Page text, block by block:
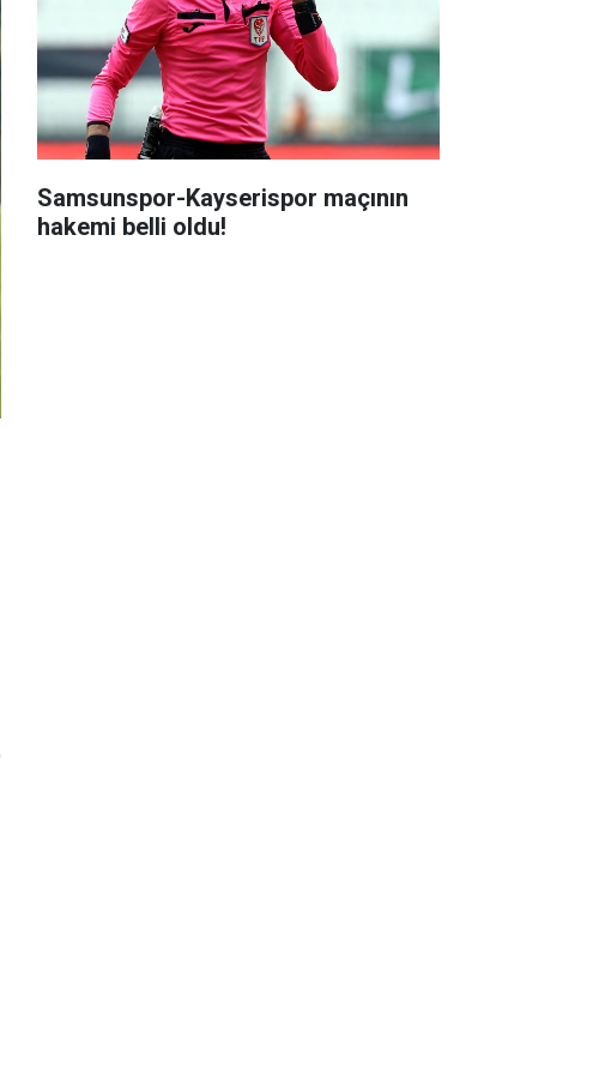
Samsunspor-Kayserispor maçının
hakemi belli oldu!